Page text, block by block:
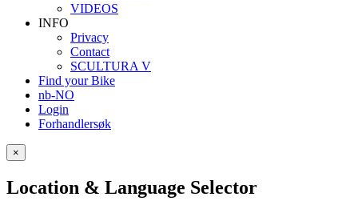
VIDEOS
INFO
Privacy
Contact
SCULTURA V
Find your Bike
nb-NO
Login
Forhandlersøk
×
Location & Language Selector